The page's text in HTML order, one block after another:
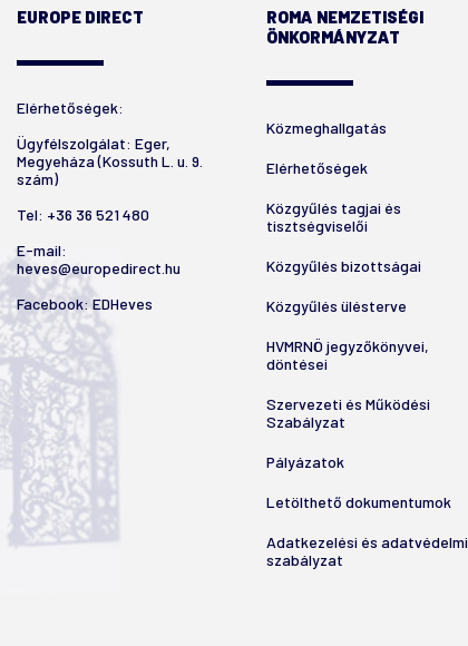
EUROPE DIRECT
Elérhetőségek:
Ügyfélszolgálat: Eger,
Megyeháza (Kossuth L. u. 9.
szám)
Tel: +36 36 521 480
E-mail:
heves@europedirect.hu
Facebook: EDHeves
ROMA NEMZETISÉGI
ÖNKORMÁNYZAT
Közmeghallgatás
Elérhetőségek
Közgyűlés tagjai és
tisztségviselői
Közgyűlés bizottságai
Közgyűlés ülésterve
HVMRNÖ jegyzőkönyvei,
döntései
Szervezeti és Működési
Szabályzat
Pályázatok
Letölthető dokumentumok
Adatkezelési és adatvédelmi
szabályzat